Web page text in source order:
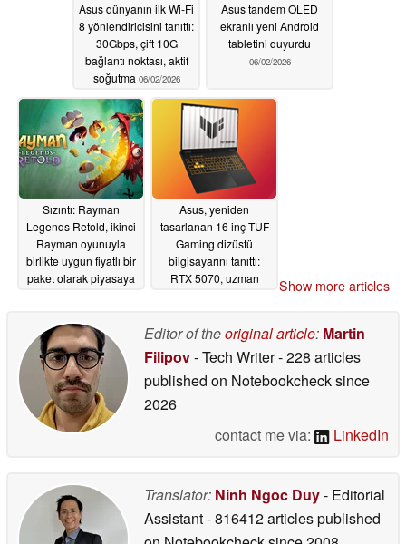
Asus dünyanın ilk Wi-Fi
8 yönlendiricisini tanıttı:
30Gbps, çift 10G
bağlantı noktası, aktif
soğutma 06/02/2026
Asus tandem OLED
ekranlı yeni Android
tabletini duyurdu
06/02/2026
Sızıntı: Rayman
Legends Retold, ikinci
Rayman oyunuyla
birlikte uygun fiyatlı bir
paket olarak piyasaya
Asus, yeniden
tasarlanan 16 inç TUF
Gaming dizüstü
bilgisayarını tanıttı:
RTX 5070, uzman
Show more articles
Editor of theoriginal article: Martin
Filipov- Tech Writer- 228 articles
published on Notebookchecksince
2026
contact me via:
LinkedIn
Translator: Ninh Ngoc Duy- Editorial
Assistant- 816412 articles published